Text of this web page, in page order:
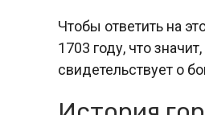
Чтобы ответить на
1703 году, что
свидетельствует о